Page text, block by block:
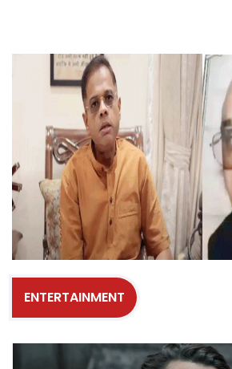
ENTERTAINMENT